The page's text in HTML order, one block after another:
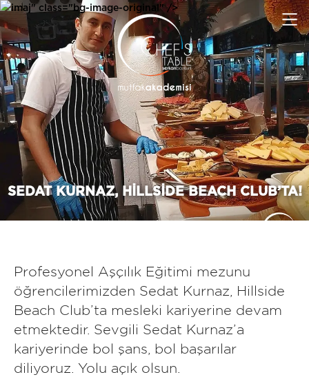
imaj" class="bg-image-original" />
SEDAT KURNAZ, HILLSIDE BEACH CLUB’TA!
Profesyonel Aşçılık Eğitimi mezunu
öğrencilerimizden Sedat Kurnaz, Hillside
Beach Club’ta mesleki kariyerine devam
etmektedir. Sevgili Sedat Kurnaz’a
kariyerinde bol şans, bol başarılar
diliyoruz. Yolu açık olsun.